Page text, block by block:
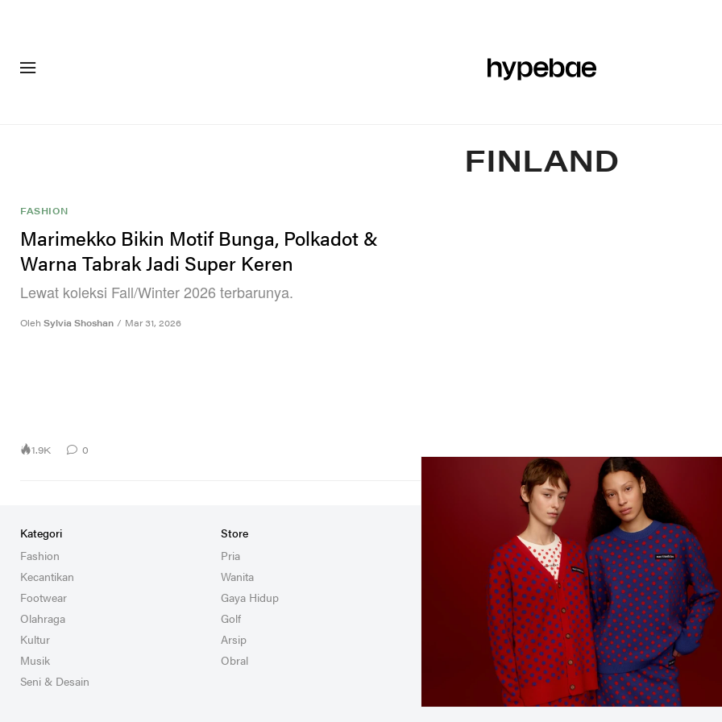
FINLAND
FASHION
Marimekko Bikin Motif Bunga, Polkadot &
Warna Tabrak Jadi Super Keren
Lewat koleksi Fall/Winter 2026 terbarunya.
Oleh Sylvia Shoshan / Mar 31, 2026
1.9K 0
Kategori
Fashion
Kecantikan
Footwear
Olahraga
Kultur
Musik
Seni & Desain
Store
Pria
Wanita
Gaya Hidup
Golf
Arsip
Obral
Tentang Kami
Hypebeast Group
Ruang Berita
Kesempatan Berkarir
Investor
Iklan
Hukum
Hubungi Kami